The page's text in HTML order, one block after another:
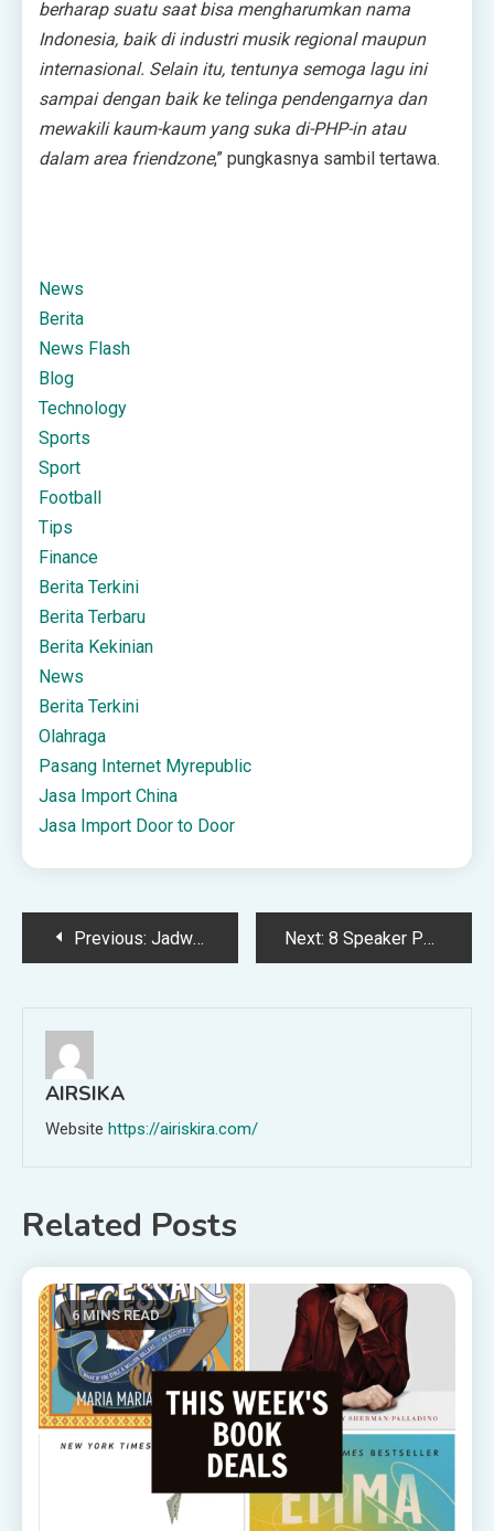
berharap suatu saat bisa mengharumkan nama
Indonesia, baik di industri musik regional maupun
internasional. Selain itu, tentunya semoga lagu ini
sampai dengan baik ke telinga pendengarnya dan
mewakili kaum-kaum yang suka di-PHP-in atau
dalam area friendzone,” pungkasnya sambil tertawa.
News
Berita
News Flash
Blog
Technology
Sports
Sport
Football
Tips
Finance
Berita Terkini
Berita Terbaru
Berita Kekinian
News
Berita Terkini
Olahraga
Pasang Internet Myrepublic
Jasa Import China
Jasa Import Door to Door
PostPrevious: Jadwal Flash Sale – Februari 2025 Next: 8 Speaker Portable Terbaik, Suara Ngebass dan Tahan Lama!
AIRSIKA
Website https://airiskira.com/
Related Posts
6 MINS READ